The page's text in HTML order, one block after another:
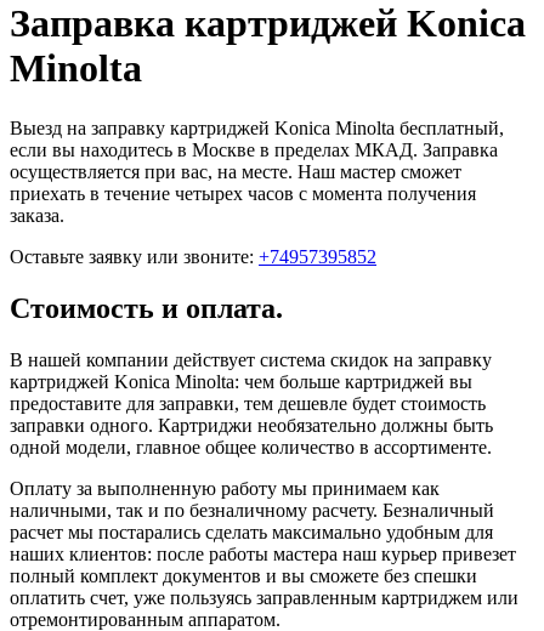
Заправка картриджей Konica
Minolta
Выезд на заправку картриджей Konica Minolta бесплатный,
если вы находитесь в Москве в пределах МКАД. Заправка
осуществляется при вас, на месте. Наш мастер сможет
приехать в течение четырех часов с момента получения
заказа.
Оставьте заявку или звоните: +74957395852
Стоимость и оплата.
В нашей компании действует система скидок на заправку
картриджей Konica Minolta: чем больше картриджей вы
предоставите для заправки, тем дешевле будет стоимость
заправки одного. Картриджи необязательно должны быть
одной модели, главное общее количество в ассортименте.
Оплату за выполненную работу мы принимаем как
наличными, так и по безналичному расчету. Безналичный
расчет мы постарались сделать максимально удобным для
наших клиентов: после работы мастера наш курьер привезет
полный комплект документов и вы сможете без спешки
оплатить счет, уже пользуясь заправленным картриджем или
отремонтированным аппаратом.